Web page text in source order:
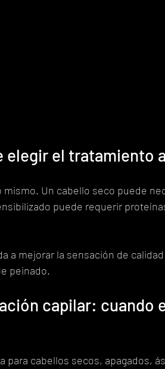
elegir el tratamiento
Un cabello seco puede
puede requerir
a mejorar la sensación de
peinado.
capilar: cuando
para cabellos secos, apagados,